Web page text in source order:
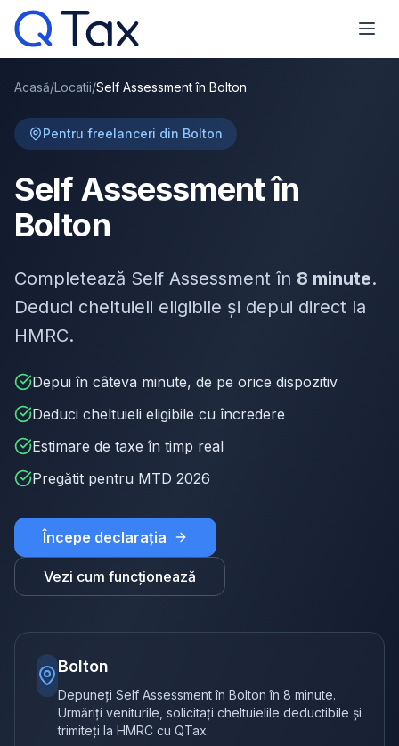
Acasă/Locatii/Self Assessment în Bolton
Pentru freelanceri din Bolton
Self Assessment în
Bolton
Completează Self Assessment în 8 minute.
Deduci cheltuieli eligibile și depui direct la
HMRC.
Depui în câteva minute, de pe orice dispozitiv
Deduci cheltuieli eligibile cu încredere
Estimare de taxe în timp real
Pregătit pentru MTD 2026
Începe declarația
Vezi cum funcționează
Bolton
Depuneți Self Assessment în Bolton în 8 minute.
Urmăriți veniturile, solicitați cheltuielile deductibile și
trimiteți la HMRC cu QTax.